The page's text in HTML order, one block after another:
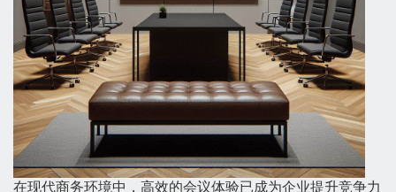
在现代商务环境中，高效的会议体验已成为企业提升竞争力